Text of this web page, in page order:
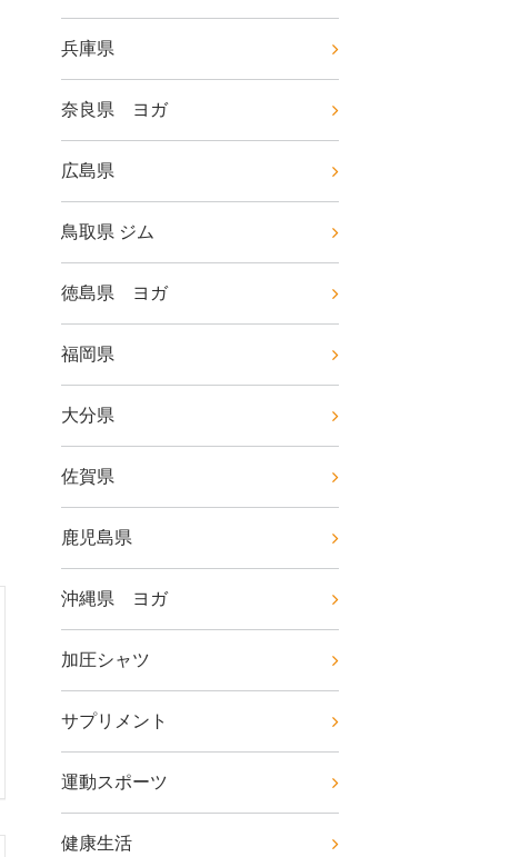
兵庫県
奈良県 ヨガ
広島県
鳥取県 ジム
徳島県 ヨガ
福岡県
大分県
佐賀県
鹿児島県
沖縄県 ヨガ
加圧シャツ
サプリメント
運動スポーツ
健康生活